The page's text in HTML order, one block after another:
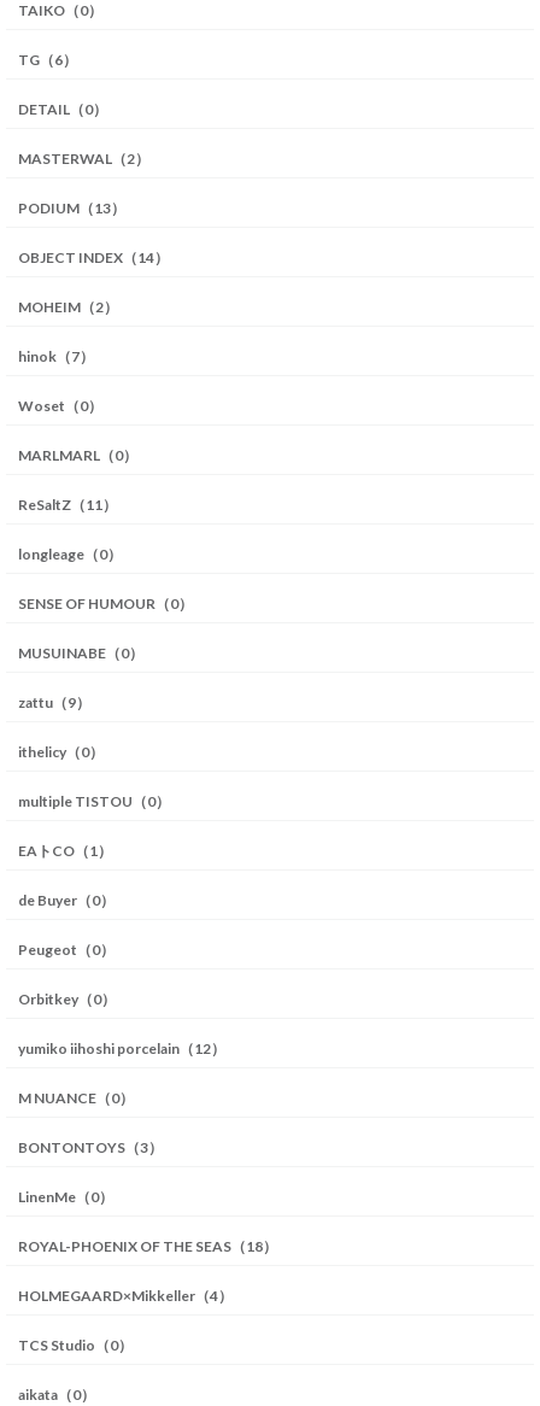
TAIKO（0）
TG（6）
DETAIL（0）
MASTERWAL（2）
PODIUM（13）
OBJECT INDEX（14）
MOHEIM（2）
hinok（7）
Woset（0）
MARLMARL（0）
ReSaltZ（11）
longleage（0）
SENSE OF HUMOUR（0）
MUSUINABE（0）
zattu（9）
ithelicy（0）
multiple TISTOU（0）
EAトCO（1）
de Buyer（0）
Peugeot（0）
Orbitkey（0）
yumiko iihoshi porcelain（12）
M NUANCE（0）
BONTONTOYS（3）
LinenMe（0）
ROYAL-PHOENIX OF THE SEAS（18）
HOLMEGAARD×Mikkeller（4）
TCS Studio（0）
aikata（0）